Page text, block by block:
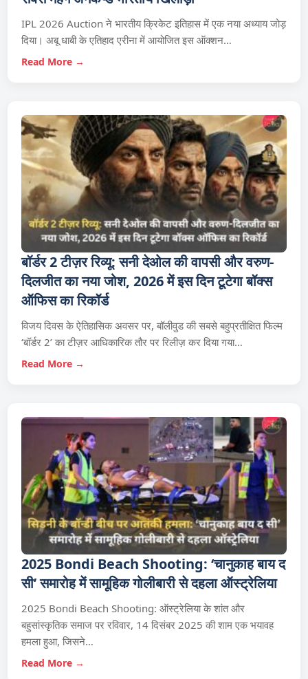
IPL 2026 Auction ने भारतीय क्रिकेट इतिहास में एक नया अध्याय जोड़
दिया। अबू धाबी के एतिहाद एरीना में आयोजित इस ऑक्शन…
Read More →
बॉर्डर 2 टीज़र रिव्यू: सनी देओल की वापसी और वरुण-
दिलजीत का नया जोश, 2026 में इस दिन टूटेगा बॉक्स
ऑफिस का रिकॉर्ड
विजय दिवस के ऐतिहासिक अवसर पर, बॉलीवुड की सबसे बहुप्रतीक्षित फिल्म
‘बॉर्डर 2’ का टीज़र आधिकारिक तौर पर रिलीज़ कर दिया गया…
Read More →
2025 Bondi Beach Shooting: ‘चानुकाह बाय द
सी’ समारोह में सामूहिक गोलीबारी से दहला ऑस्ट्रेलिया
2025 Bondi Beach Shooting: ऑस्ट्रेलिया के शांत और
बहुसांस्कृतिक समाज पर रविवार, 14 दिसंबर 2025 की शाम एक भयावह
हमला हुआ, जिसने…
Read More →